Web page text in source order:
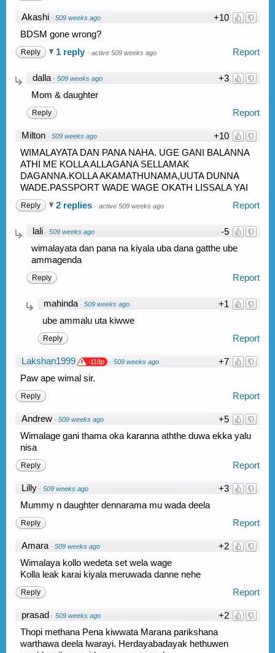
+10
Akashi · 509 weeks ago
BDSM gone wrong?
Report
Reply 1 reply · active 509 weeks ago
+3
dalla · 509 weeks ago
Mom & daughter
Report
Reply
+10
Milton · 509 weeks ago
WIMALAYATA DAN PANA NAHA. UGE GANI BALANNA
ATHI ME KOLLA ALLAGANA SELLAMAK
DAGANNA.KOLLA AKAMATHUNAMA,UUTA DUNNA
WADE.PASSPORT WADE WAGE OKATH LISSALA YAI
Report
Reply 2 replies · active 509 weeks ago
-5
lali · 509 weeks ago
wimalayata dan pana na kiyala uba dana gatthe ube
ammagenda
Report
Reply
+1
mahinda · 509 weeks ago
ube ammalu uta kiwwe
Report
Reply
+7
Lakshan1999 -118p · 509 weeks ago
Paw ape wimal sir.
Report
Reply
+5
Andrew · 509 weeks ago
Wimalage gani thama oka karanna aththe duwa ekka yalu
nisa
Report
Reply
+3
Lilly · 509 weeks ago
Mummy n daughter dennarama mu wada deela
Report
Reply
+2
Amara · 509 weeks ago
Wimalaya kollo wedeta set wela wage
Kolla leak karai kiyala meruwada danne nehe
Report
Reply
+2
prasad · 509 weeks ago
Thopi methana Pena kiwwata Marana parikshana
warthawa deela lwarayi. Herdayabadayak hethuwen